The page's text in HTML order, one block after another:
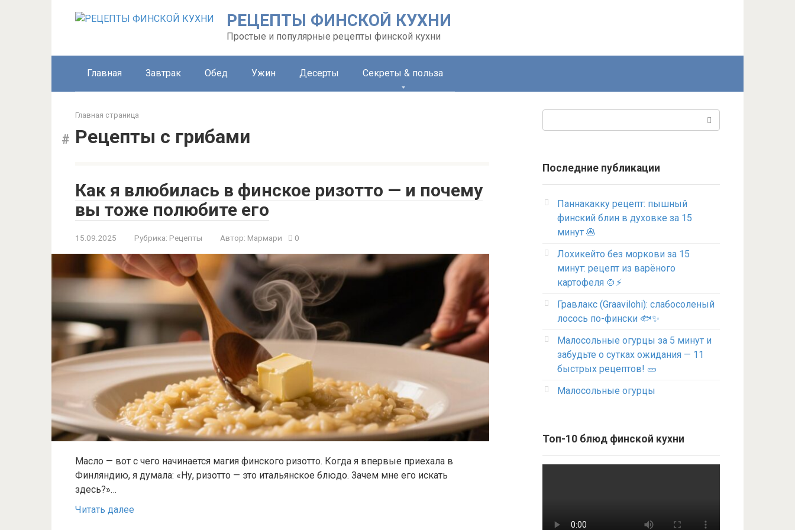
РЕЦЕПТЫ ФИНСКОЙ КУХНИ
Простые и популярные рецепты финской кухни
Главная Завтрак Обед Ужин Десерты Секреты & польза
Главная страница
Рецепты с грибами
Как я влюбилась в финское ризотто — и почему
вы тоже полюбите его
15.09.2025 Рубрика: Рецепты Автор: Мармари 0
Масло — вот с чего начинается магия финского ризотто. Когда я впервые приехала в
Финляндию, я думала: «Ну, ризотто — это итальянское блюдо. Зачем мне его искать
здесь?»…
Читать далее
Последние публикации
Паннакакку рецепт: пышный
финский блин в духовке за 15
минут 🥞
Лохикейто без моркови за 15
минут: рецепт из варёного
картофеля 🍲⚡
Гравлакс (Graavilohi): слабосоленый
лосось по-фински 🐟✨
Малосольные огурцы за 5 минут и
забудьте о сутках ожидания — 11
быстрых рецептов! 🥒
Малосольные огурцы
Топ-10 блюд финской кухни